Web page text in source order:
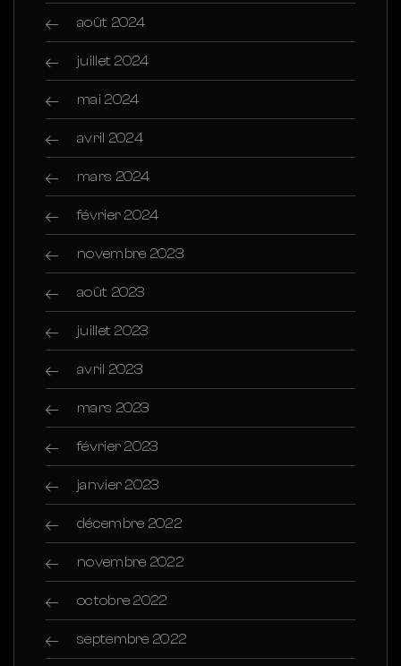
août 2024
juillet 2024
mai 2024
avril 2024
mars 2024
février 2024
novembre 2023
août 2023
juillet 2023
avril 2023
mars 2023
février 2023
janvier 2023
décembre 2022
novembre 2022
octobre 2022
septembre 2022